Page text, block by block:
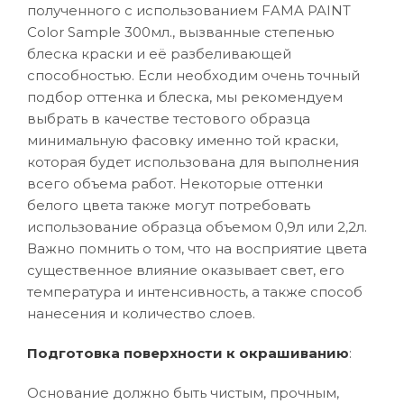
полученного с использованием FAMA PAINT
Color Sample 300мл., вызванные степенью
блеска краски и её разбеливающей
способностью. Если необходим очень точный
подбор оттенка и блеска, мы рекомендуем
выбрать в качестве тестового образца
минимальную фасовку именно той краски,
которая будет использована для выполнения
всего объема работ. Некоторые оттенки
белого цвета также могут потребовать
использование образца объемом 0,9л или 2,2л.
Важно помнить о том, что на восприятие цвета
существенное влияние оказывает свет, его
температура и интенсивность, а также способ
нанесения и количество слоев.
Подготовка поверхности к окрашиванию:
Основание должно быть чистым, прочным,